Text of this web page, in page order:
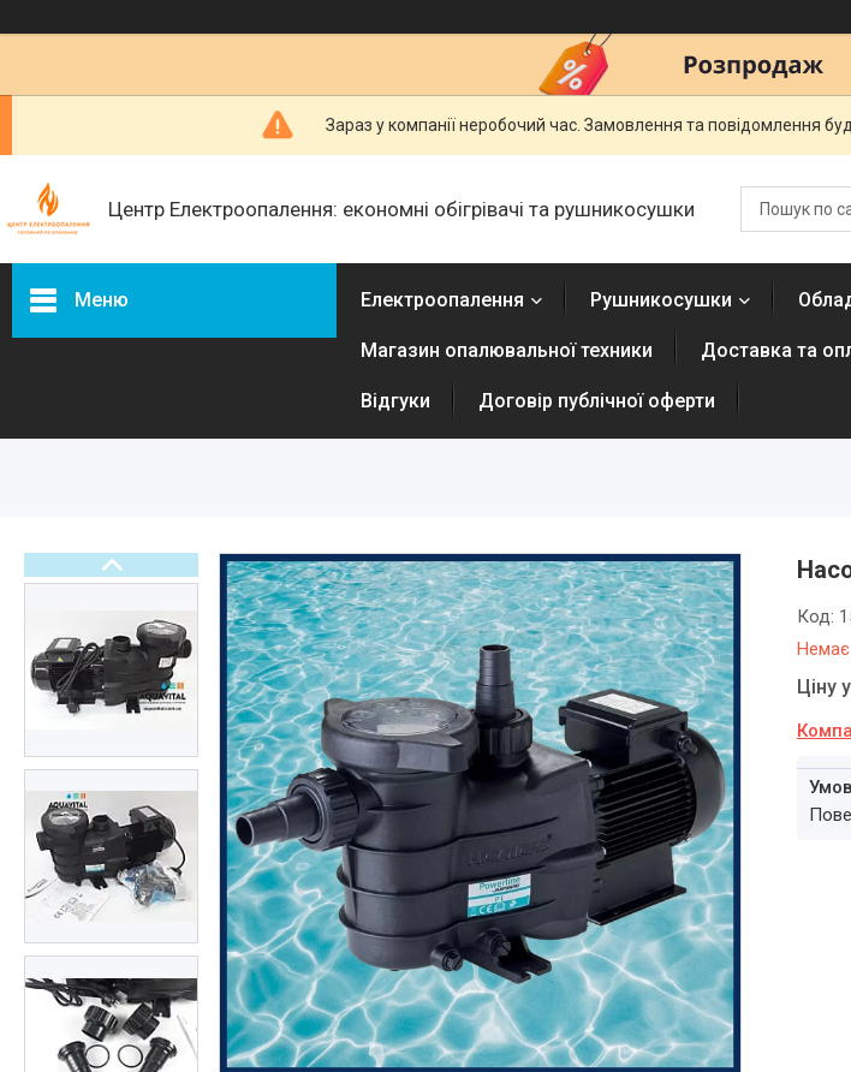
Зараз у компанії неробочий час. Замовлення та повідомлення
Центр Електроопалення: економні обігрівачі та рушникосушки
Меню
Електричні рушникосушки
Тепла електрична підлога
Обладнання для басейнів
Електроопалення Рушникосушки
Магазин опалювальної техники Доставка та
Відгуки Договір публічної оферти
Немає
Код:
Ціну